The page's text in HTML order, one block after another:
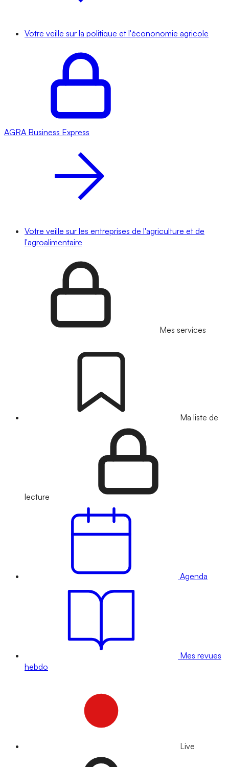
Votre veille sur la politique et l'écononomie agricole
AGRA Business Express
Votre veille sur les entreprises de l'agriculture et de
l'agroalimentaire
Mes services
Ma liste de
lecture
Agenda
Mes revues
hebdo
Live